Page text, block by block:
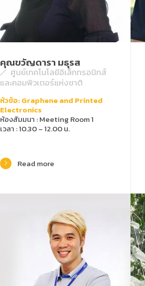
คุณขวัญดารา มธุรส
ศูนย์เทคโนโลยีอิเล็กทรอนิกส์
และคอมพิวเตอร์แห่งชาติ
หัวข้อ: Graphene and Printed
Electronics
ห้องสัมมนา : Meeting Room 1
เวลา : 10.30 – 12.00 น.
Read more